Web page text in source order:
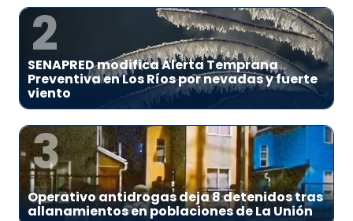
2
SENAPRED modifica Alerta Temprana
Preventiva en Los Ríos por nevadas y fuerte
viento
3
Operativo antidrogas deja 8 detenidos tras
allanamientos en poblaciones de La Unión